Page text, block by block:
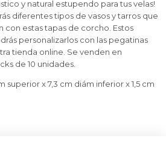
y natural estupendo para tus velas!
diferentes tipos de vasos y tarros que
con estas tapas de corcho. Estos
personalizarlos con las pegatinas
tienda online. Se venden en
de 10 unidades.
superior x 7,3 cm diám inferior x 1,5 cm